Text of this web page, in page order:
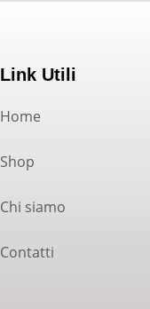
Link Utili
Home
Shop
Chi siamo
Contatti